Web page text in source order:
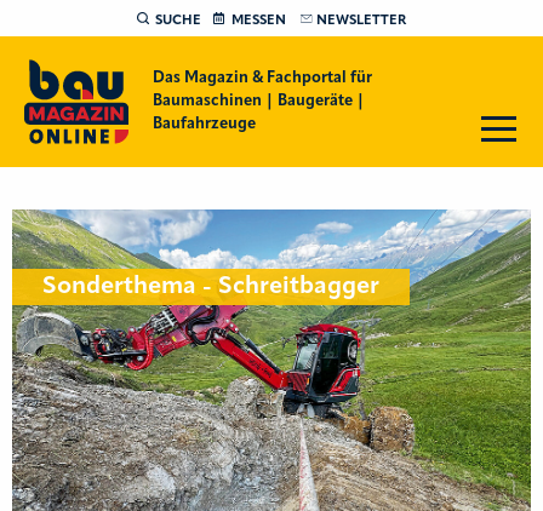
SUCHE MESSEN NEWSLETTER
Das Magazin & Fachportal für
Baumaschinen | Baugeräte |
Baufahrzeuge
Sonderthema - Schreitbagger